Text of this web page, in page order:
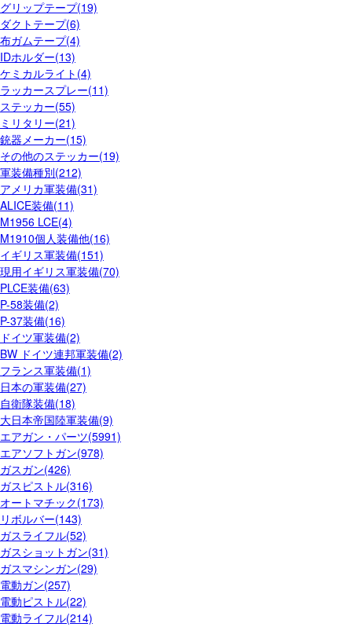
グリップテープ(19)
ダクトテープ(6)
布ガムテープ(4)
IDホルダー(13)
ケミカルライト(4)
ラッカースプレー(11)
ステッカー(55)
ミリタリー(21)
銃器メーカー(15)
その他のステッカー(19)
軍装備種別(212)
アメリカ軍装備(31)
ALICE装備(11)
M1956 LCE(4)
M1910個人装備他(16)
イギリス軍装備(151)
現用イギリス軍装備(70)
PLCE装備(63)
P-58装備(2)
P-37装備(16)
ドイツ軍装備(2)
BW ドイツ連邦軍装備(2)
フランス軍装備(1)
日本の軍装備(27)
自衛隊装備(18)
大日本帝国陸軍装備(9)
エアガン・パーツ(5991)
エアソフトガン(978)
ガスガン(426)
ガスピストル(316)
オートマチック(173)
リボルバー(143)
ガスライフル(52)
ガスショットガン(31)
ガスマシンガン(29)
電動ガン(257)
電動ピストル(22)
電動ライフル(214)